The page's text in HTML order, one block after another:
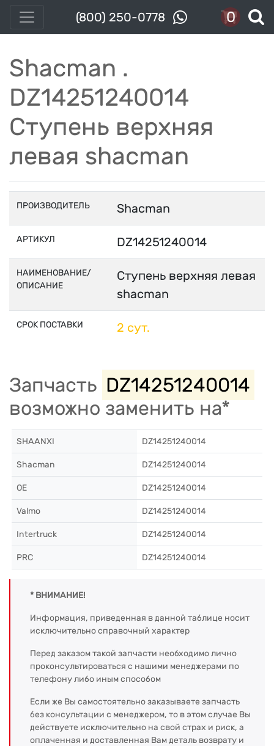
(800) 250-0778 0
Shacman .
DZ14251240014
Ступень верхняя
левая shacman
ПРОИЗВОДИТЕЛЬ Shacman
АРТИКУЛ DZ14251240014
НАИМЕНОВАНИЕ/
ОПИСАНИЕ
Ступень верхняя левая
shacman
СРОК ПОСТАВКИ 2 сут.
Запчасть DZ14251240014
возможно заменить на*
SHAANXI DZ14251240014
Shacman DZ14251240014
OE DZ14251240014
Valmo DZ14251240014
Intertruck DZ14251240014
PRC DZ14251240014
* ВНИМАНИЕ!
Информация, приведенная в данной таблице носит
исключительно справочный характер
Перед заказом такой запчасти необходимо лично
проконсультироваться с нашими менеджерами по
телефону либо иным способом
Если же Вы самостоятельно заказываете запчасть
без консультации с менеджером, то в этом случае Вы
действуете исключительно на свой страх и риск, а
оплаченная и доставленная Вам деталь возврату и